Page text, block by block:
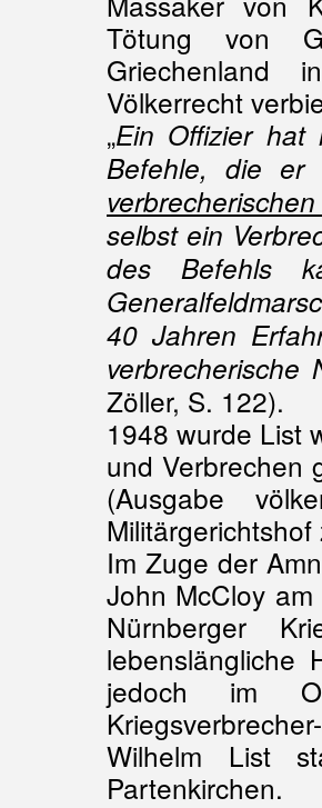
Tötung von
Griechenland
Völkerrecht
„Ein Offizier hat
Befehle, die er
selbst ein
des Befehls
40 Jahren
verbrecherische
Zöller, S. 122).
1948 wurde List
und Verbrechen
(Ausgabe
Im Zuge der
John McCloy
Nürnberger
lebenslängliche
jedoch im
Wilhelm List
Partenkirchen.